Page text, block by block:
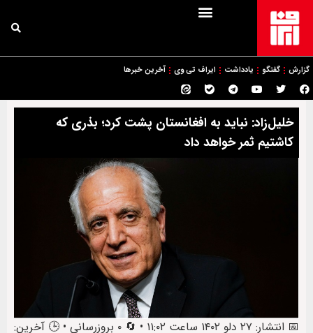
گزارش گفتگو یادداشت ایراف تی وی آخرین خبرها
خلیل‌زاد: نباید به افغانستان پشت کرد؛ بذری که
کاشتیم ثمر خواهد داد
📅 انتشار: ۲۷ دلو ۱۴۰۲ ساعت ۱۱:۰۲ • 🔄 ۰ بروزرسانی • 🕒 آخرین: